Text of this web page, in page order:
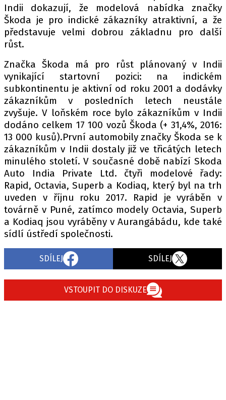
Indii dokazují, že modelová nabídka značky
Škoda je pro indické zákazníky atraktivní, a že
představuje velmi dobrou základnu pro další
růst.
Značka Škoda má pro růst plánovaný v Indii
vynikající startovní pozici: na indickém
subkontinentu je aktivní od roku 2001 a dodávky
zákazníkům v posledních letech neustále
zvyšuje. V loňském roce bylo zákazníkům v Indii
dodáno celkem 17 100 vozů Škoda (+ 31,4%, 2016:
13 000 kusů).První automobily značky Škoda se k
zákazníkům v Indii dostaly již ve třicátých letech
minulého století. V současné době nabízí Skoda
Auto India Private Ltd. čtyři modelové řady:
Rapid, Octavia, Superb a Kodiaq, který byl na trh
uveden v říjnu roku 2017. Rapid je vyráběn v
továrně v Puné, zatímco modely Octavia, Superb
a Kodiaq jsou vyráběny v Aurangábádu, kde také
sídlí ústředí společnosti.
SDÍLEJ SDÍLEJ
VSTOUPIT DO DISKUZE